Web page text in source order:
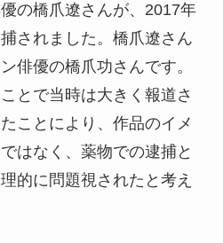
の橋爪遼さんが、2017年
されました。橋爪遼さん
俳優の橋爪功さんです。
とで当時は大きく報道さ
ことにより、作品のイメ
はなく、薬物での逮捕と
的に問題視されたと考え